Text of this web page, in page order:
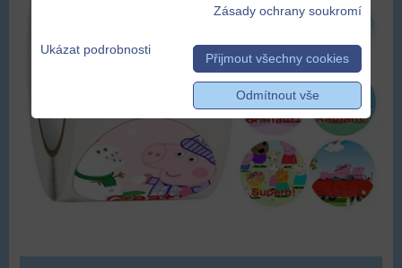
Zásady ochrany soukromí
Ukázat podrobnosti
Přijmout všechny cookies
Odmítnout vše